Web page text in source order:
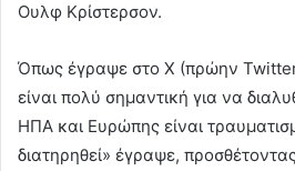
Ουλφ Κρίστερσον.
Όπως έγραψε στο X (πρώην
είναι πολύ σημαντική για να
ΗΠΑ και Ευρώπης είναι
διατηρηθεί» έγραψε,